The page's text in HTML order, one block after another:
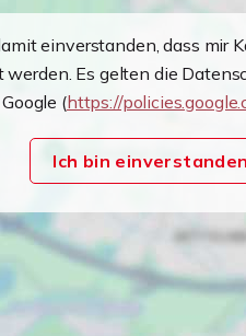
einverstanden, dass mir
werden. Es gelten die
(https://
Ich bin einverstanden